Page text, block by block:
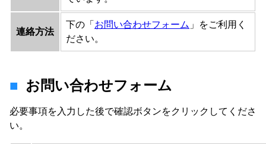
連絡方法
下の「 お問い合わせフォーム 」をご利用く
ださい。
お問い合わせフォーム
必要事項を入力した後で確認ボタンをクリックしてくださ
い。